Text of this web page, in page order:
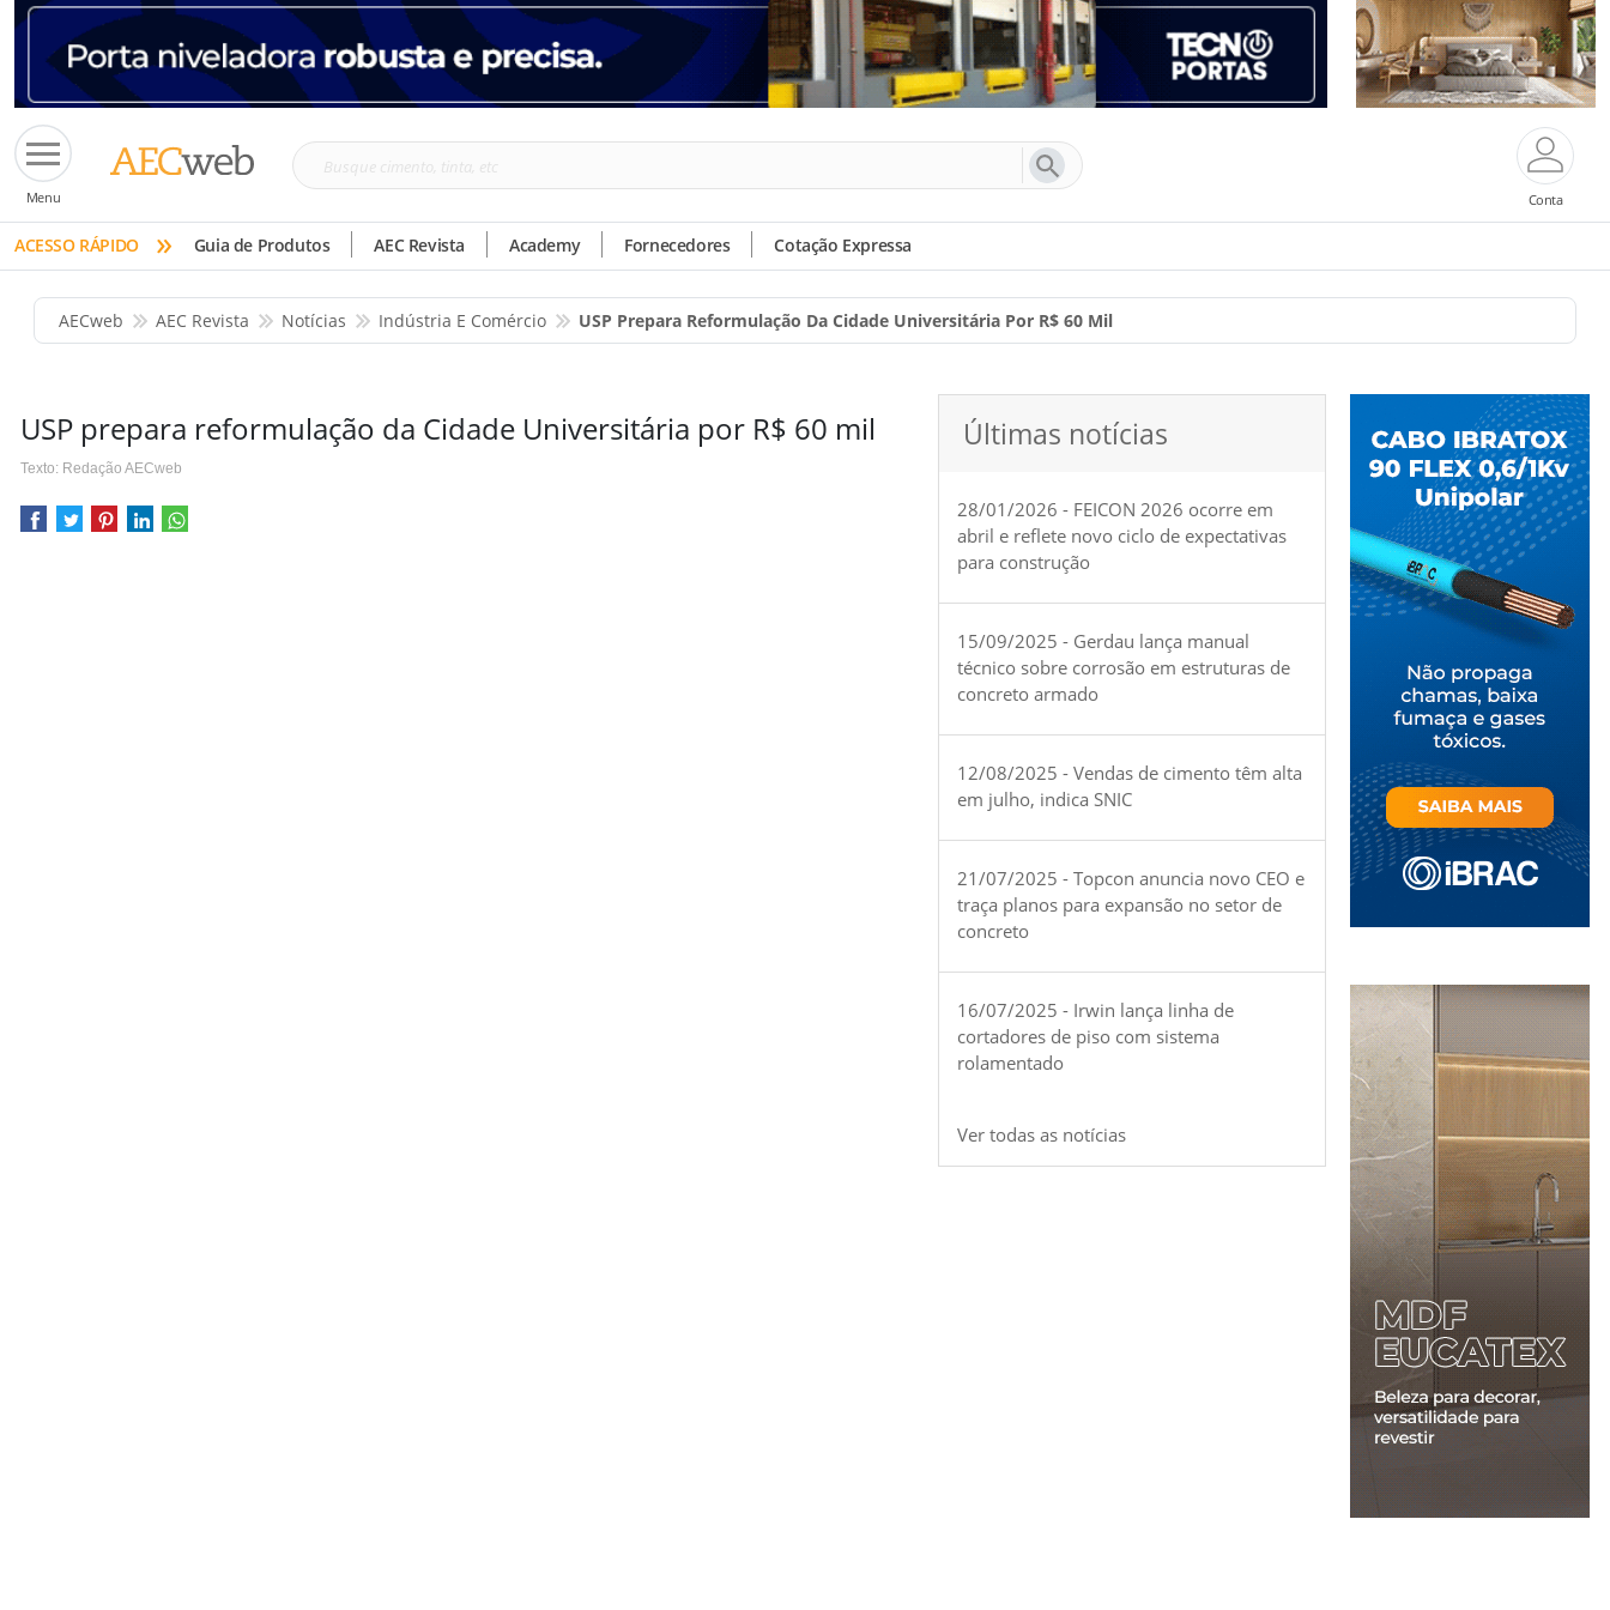
Menu
Busque
tinta,
etc
Conta
ACESSO RÁPIDO » Guia de Produtos AEC Revista Academy Fornecedores Cotação Expressa
AECweb AEC Revista Notícias Indústria E Comércio USP Prepara Reformulação Da Cidade Universitária Por R$ 60 Mil
USP prepara reformulação da Cidade Universitária por R$ 60 mil
Texto: Redação AECweb
Últimas notícias
28/01/2026 - FEICON 2026 ocorre em
abril e reflete novo ciclo de expectativas
para construção
15/09/2025 - Gerdau lança manual
técnico sobre corrosão em estruturas de
concreto armado
12/08/2025 - Vendas de cimento têm alta
em julho, indica SNIC
21/07/2025 - Topcon anuncia novo CEO e
traça planos para expansão no setor de
concreto
16/07/2025 - Irwin lança linha de
cortadores de piso com sistema
rolamentado
Ver todas as notícias